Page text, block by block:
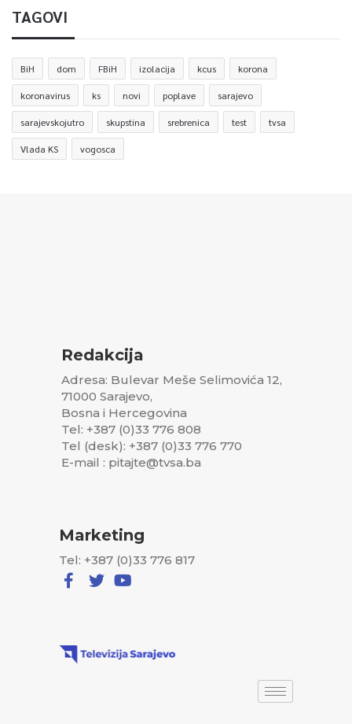
TAGOVI
BiH dom FBiH izolacija kcus korona
koronavirus ks novi poplave sarajevo
sarajevskojutro skupstina srebrenica test tvsa
Vlada KS vogosca
Redakcija
Adresa: Bulevar Meše Selimovića 12,
71000 Sarajevo,
Bosna i Hercegovina
Tel: +387 (0)33 776 808
Tel (desk): +387 (0)33 776 770
E-mail : pitajte@tvsa.ba
Marketing
Tel: +387 (0)33 776 817